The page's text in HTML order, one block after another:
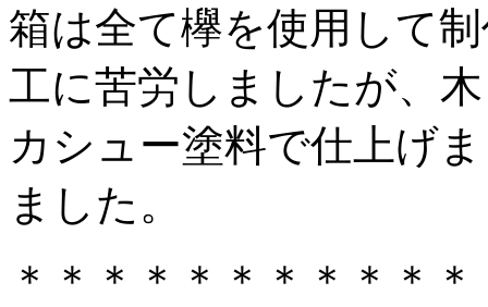
箱は全て欅を使用して
工に苦労しましたが、
カシュー塗料で仕上げ
ました。
＊＊＊＊＊＊＊＊＊＊